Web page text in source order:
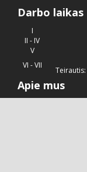
Darbo laikas
I
II - IV
V
VI - VII
Teirautis:
Apie mus